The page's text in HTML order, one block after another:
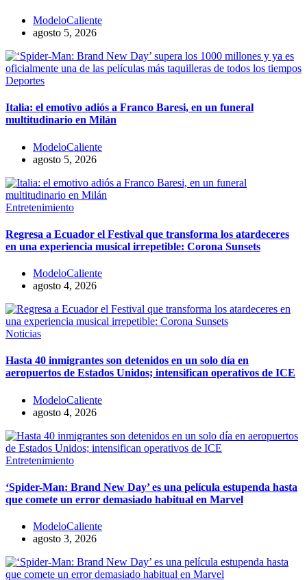
ModeloCaliente
agosto 5, 2026
Deportes
Italia: el emotivo adiós a Franco Baresi, en un funeral
multitudinario en Milán
ModeloCaliente
agosto 5, 2026
Entretenimiento
Regresa a Ecuador el Festival que transforma los atardeceres
en una experiencia musical irrepetible: Corona Sunsets
ModeloCaliente
agosto 4, 2026
Noticias
Hasta 40 inmigrantes son detenidos en un solo día en
aeropuertos de Estados Unidos; intensifican operativos de ICE
ModeloCaliente
agosto 4, 2026
Entretenimiento
‘Spider-Man: Brand New Day’ es una película estupenda hasta
que comete un error demasiado habitual en Marvel
ModeloCaliente
agosto 3, 2026